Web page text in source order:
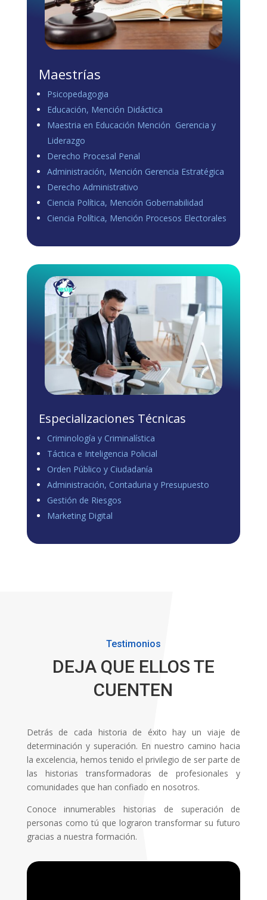
Maestrías
Psicopedagogia
Educación, Mención Didáctica
Maestria en Educación Mención Gerencia y
Liderazgo
Derecho Procesal Penal
Administración, Mención Gerencia Estratégica
Derecho Administrativo
Ciencia Política, Mención Gobernabilidad
Ciencia Política, Mención Procesos Electorales
Especializaciones Técnicas
Criminología y Criminalística
Táctica e Inteligencia Policial
Orden Público y Ciudadanía
Administración, Contaduria y Presupuesto
Gestión de Riesgos
Marketing Digital
Testimonios
DEJA QUE ELLOS TE
CUENTEN
Detrás de cada historia de éxito hay un viaje de
determinación y superación. En nuestro camino hacia
la excelencia, hemos tenido el privilegio de ser parte de
las historias transformadoras de profesionales y
comunidades que han confiado en nosotros.
Conoce innumerables historias de superación de
personas como tú que lograron transformar su futuro
gracias a nuestra formación.